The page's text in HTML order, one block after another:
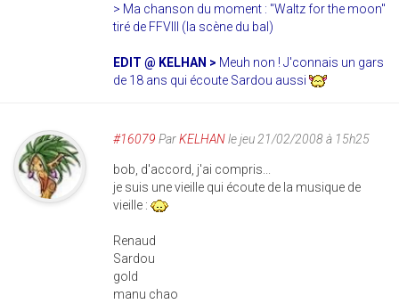
> Ma chanson du moment : "Waltz for the moon"
tiré de FFVIII (la scène du bal)
EDIT @ KELHAN > Meuh non ! J'connais un gars
de 18 ans qui écoute Sardou aussi
#16079 ParKELHANle jeu 21/02/2008 à 15h25
bob, d'accord, j'ai compris...
je suis une vieille qui écoute de la musique de
vieille :
Renaud
Sardou
gold
manu chao